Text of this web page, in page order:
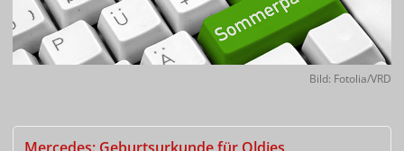
Bild: Fotolia/VRD